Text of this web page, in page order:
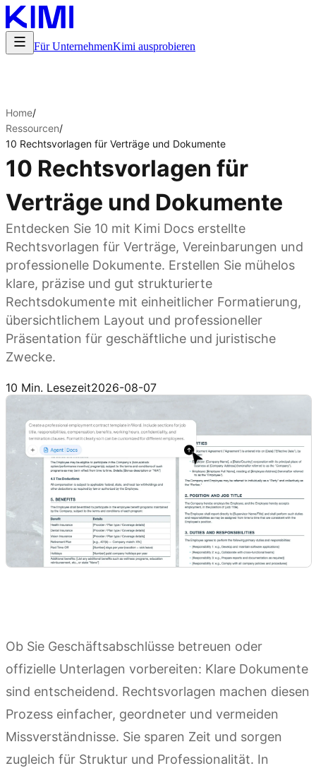
Für UnternehmenKimi ausprobieren
Home/
Ressourcen/
10 Rechtsvorlagen für Verträge und Dokumente
10 Rechtsvorlagen für
Verträge und Dokumente
Entdecken Sie 10 mit Kimi Docs erstellte
Rechtsvorlagen für Verträge, Vereinbarungen und
professionelle Dokumente. Erstellen Sie mühelos
klare, präzise und gut strukturierte
Rechtsdokumente mit einheitlicher Formatierung,
übersichtlichem Layout und professioneller
Präsentation für geschäftliche und juristische
Zwecke.
10 Min. Lesezeit2026-08-07
Ob Sie Geschäftsabschlüsse betreuen oder
offizielle Unterlagen vorbereiten: Klare Dokumente
sind entscheidend. Rechtsvorlagen machen diesen
Prozess einfacher, geordneter und vermeiden
Missverständnisse. Sie sparen Zeit und sorgen
zugleich für Struktur und Professionalität. In